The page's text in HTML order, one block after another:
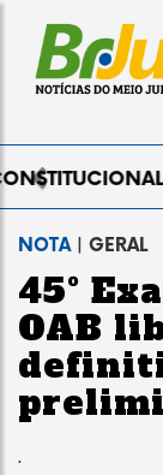
Previous
NOTA| GERAL
45º
OAB
.